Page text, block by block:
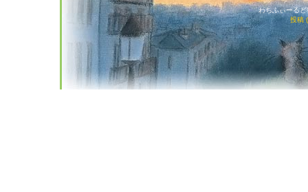
わちふぃーる
投稿